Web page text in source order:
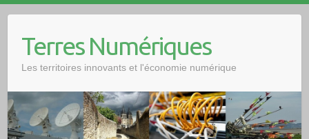
Terres Numériques
Les territoires innovants et l'économie numérique